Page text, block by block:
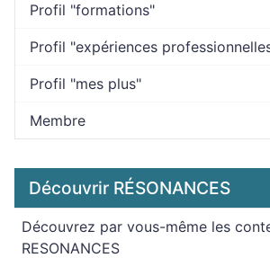
Profil "formations"
Profil "expériences
Profil "mes plus"
Membre
Découvrir RÉSONANCES
Découvrez par vous-même les
RESONANCES